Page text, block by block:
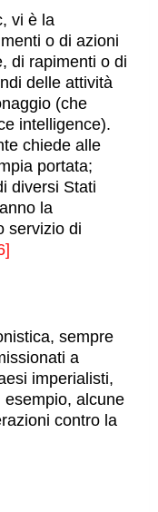
vi è la
o di azioni
di rapimenti o di
delle attività
(che
intelligence).
chiede alle
portata;
diversi Stati
la
servizio di
sempre
a
imperialisti,
esempio, alcune
contro la